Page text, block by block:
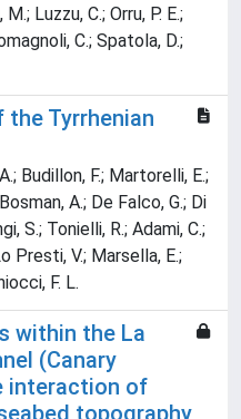
Luzzu, C.; Orru, P. E.;
C.; Spatola, D.;
Tyrrhenian
Budillon, F.; Martorelli, E.;
A.; De Falco, G.; Di
S.; Tonielli, R.; Adami, C.;
Presti, V.; Marsella, E.;
F. L.
within the La
(Canary
interaction of